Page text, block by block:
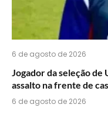
6 de agosto de 2026
Jogador da seleção de
assalto na frente de
6 de agosto de 2026